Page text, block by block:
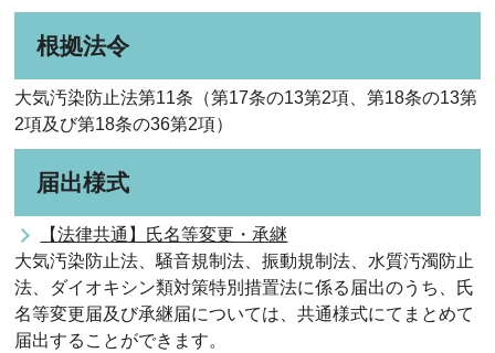
根拠法令
大気汚染防止法第11条（第17条の13第2項、第18条の13第
2項及び第18条の36第2項）
届出様式
【法律共通】氏名等変更・承継
大気汚染防止法、騒音規制法、振動規制法、水質汚濁防止
法、ダイオキシン類対策特別措置法に係る届出のうち、氏
名等変更届及び承継届については、共通様式にてまとめて
届出することができます。